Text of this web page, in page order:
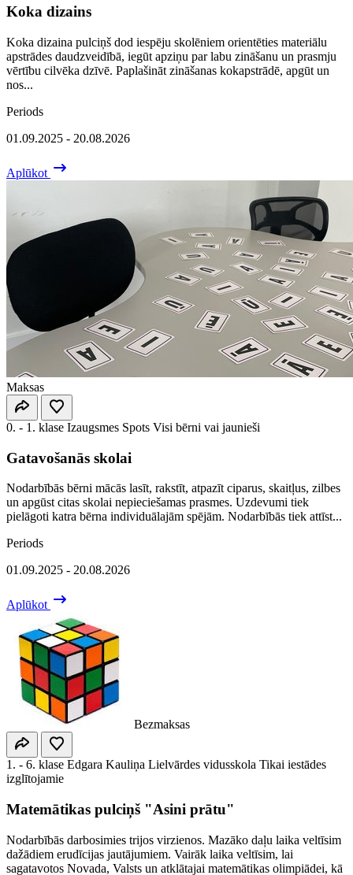
Koka dizains
Koka dizaina pulciņš dod iespēju skolēniem orientēties materiālu
apstrādes daudzveidībā, iegūt apziņu par labu zināšanu un prasmju
vērtību cilvēka dzīvē. Paplašināt zināšanas kokapstrādē, apgūt un
nos...
Periods
01.09.2025 - 20.08.2026
Aplūkot
Maksas
0. - 1. klase Izaugsmes Spots Visi bērni vai jaunieši
Gatavošanās skolai
Nodarbībās bērni mācās lasīt, rakstīt, atpazīt ciparus, skaitļus, zilbes
un apgūst citas skolai nepieciešamas prasmes. Uzdevumi tiek
pielāgoti katra bērna individuālajām spējām. Nodarbībās tiek attīst...
Periods
01.09.2025 - 20.08.2026
Aplūkot
Bezmaksas
1. - 6. klase Edgara Kauliņa Lielvārdes vidusskola Tikai iestādes
izglītojamie
Matemātikas pulciņš "Asini prātu"
Nodarbībās darbosimies trijos virzienos. Mazāko daļu laika veltīsim
dažādiem erudīcijas jautājumiem. Vairāk laika veltīsim, lai
sagatavotos Novada, Valsts un atklātajai matemātikas olimpiādei, kā